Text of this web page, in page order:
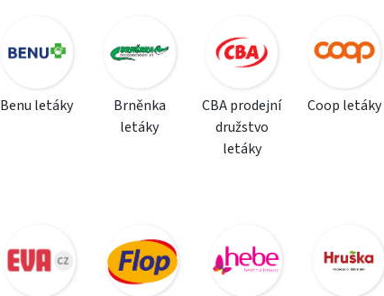
Benu letáky
Brněnka
letáky
CBA prodejní
družstvo
letáky
Coop letáky